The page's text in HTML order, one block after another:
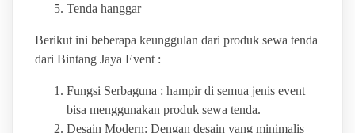
Tenda hanggar
Berikut ini beberapa keunggulan dari produk sewa tenda
dari Bintang Jaya Event :
Fungsi Serbaguna : hampir di semua jenis event
bisa menggunakan produk sewa tenda.
Desain Modern: Dengan desain yang minimalis